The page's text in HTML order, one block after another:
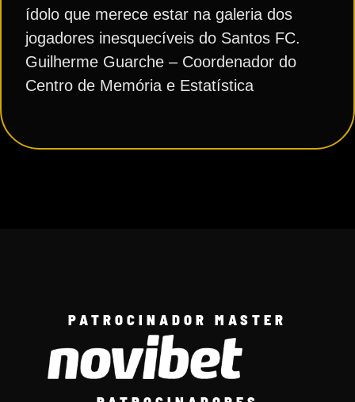
ídolo que merece estar na galeria dos
jogadores inesquecíveis do Santos FC.
Guilherme Guarche – Coordenador do
Centro de Memória e Estatística
PATROCINADOR MASTER